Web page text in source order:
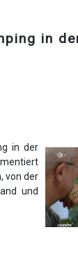
in
in der
von der
und